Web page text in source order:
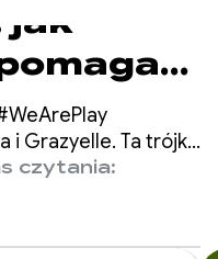
jak
nie
i Grazyelle. Ta trójka
która pomaga
w ponad
czytania: